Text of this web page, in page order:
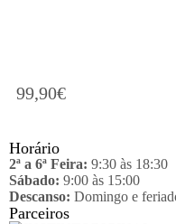
99,90€
Horário
2ª a 6ª Feira: 9:30 às 18:30
Sábado: 9:00 às 15:00
Descanso: Domingo e
Parceiros